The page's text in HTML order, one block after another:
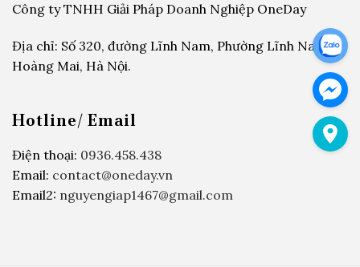
Công ty TNHH Giải Pháp Doanh Nghiệp OneDay
Địa chỉ: Số 320, đường Lĩnh Nam, Phường Lĩnh Nam,
Hoàng Mai, Hà Nội.
Hotline/ Email
Điện thoại: 0936.458.438
Email: contact@oneday.vn
Email2: nguyengiap1467@gmail.com